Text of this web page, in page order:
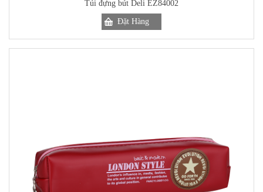
Túi đựng bút Deli EZ84002
Đặt Hàng